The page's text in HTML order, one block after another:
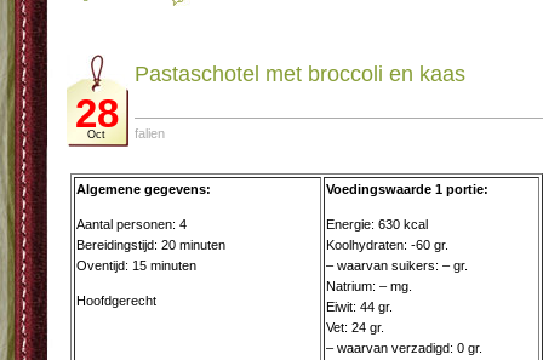
28
Oct
Pastaschotel met broccoli en kaas
falien
Algemene gegevens:
Aantal personen: 4
Bereidingstijd: 20 minuten
Oventijd: 15 minuten
Hoofdgerecht
Voedingswaarde 1 portie:
Energie: 630 kcal
Koolhydraten: -60 gr.
– waarvan suikers: – gr.
Natrium: – mg.
Eiwit: 44 gr.
Vet: 24 gr.
– waarvan verzadigd: 0 gr.